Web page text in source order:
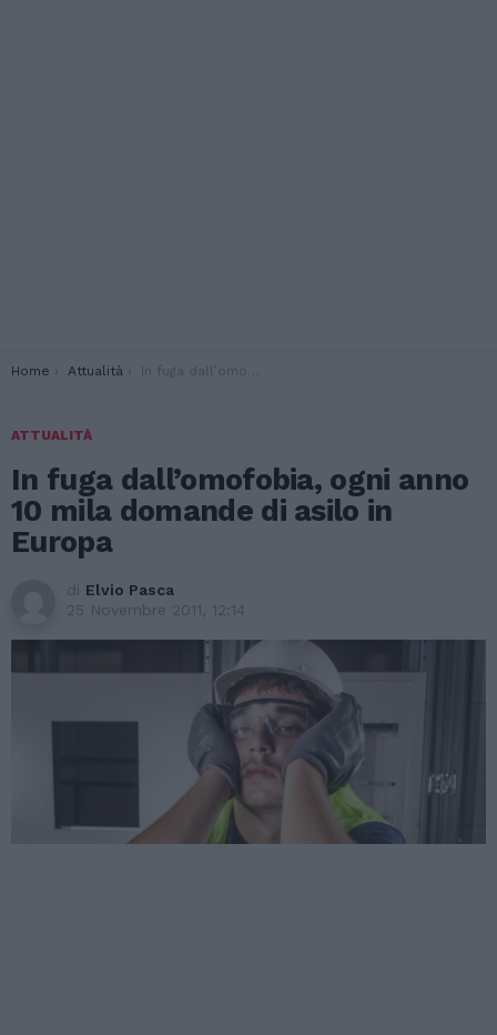
You are here:
Home Attualità In fuga dall’omofobia, ogni anno 10 mila domande di asilo in Europa
ATTUALITÀ
In fuga dall’omofobia, ogni anno
10 mila domande di asilo in
Europa
di Elvio Pasca
25 Novembre 2011, 12:14